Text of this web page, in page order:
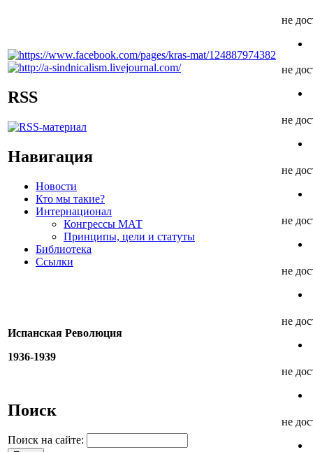
RSS
Навигация
Новости
Кто мы такие?
Интернационал
Конгрессы МАТ
Принципы, цели и статуты
Библиотека
Ссылки
Испанская Революция
1936-1939
Поиск
Поиск на сайте:
не
не
не
не
не
не
не
не
не